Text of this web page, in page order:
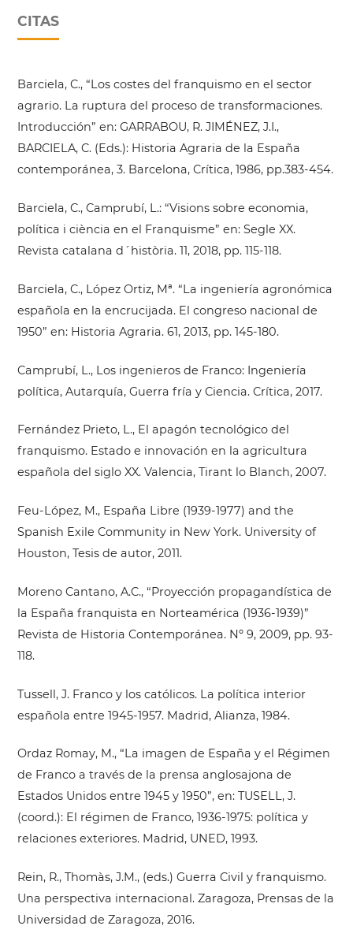
CITAS
Barciela, C., “Los costes del franquismo en el sector
agrario. La ruptura del proceso de transformaciones.
Introducción” en: GARRABOU, R. JIMÉNEZ, J.I.,
BARCIELA, C. (Eds.): Historia Agraria de la España
contemporánea, 3. Barcelona, Crítica, 1986, pp.383-454.
Barciela, C., Camprubí, L.: “Visions sobre economia,
política i ciència en el Franquisme” en: Segle XX.
Revista catalana d´història. 11, 2018, pp. 115-118.
Barciela, C., López Ortiz, Mª. “La ingeniería agronómica
española en la encrucijada. El congreso nacional de
1950” en: Historia Agraria. 61, 2013, pp. 145-180.
Camprubí, L., Los ingenieros de Franco: Ingeniería
política, Autarquía, Guerra fría y Ciencia. Crítica, 2017.
Fernández Prieto, L., El apagón tecnológico del
franquismo. Estado e innovación en la agricultura
española del siglo XX. Valencia, Tirant lo Blanch, 2007.
Feu-López, M., España Libre (1939-1977) and the
Spanish Exile Community in New York. University of
Houston, Tesis de autor, 2011.
Moreno Cantano, A.C., “Proyección propagandística de
la España franquista en Norteamérica (1936-1939)”
Revista de Historia Contemporánea. Nº 9, 2009, pp. 93-
118.
Tussell, J. Franco y los católicos. La política interior
española entre 1945-1957. Madrid, Alianza, 1984.
Ordaz Romay, M., “La imagen de España y el Régimen
de Franco a través de la prensa anglosajona de
Estados Unidos entre 1945 y 1950”, en: TUSELL, J.
(coord.): El régimen de Franco, 1936-1975: política y
relaciones exteriores. Madrid, UNED, 1993.
Rein, R., Thomàs, J.M., (eds.) Guerra Civil y franquismo.
Una perspectiva internacional. Zaragoza, Prensas de la
Universidad de Zaragoza, 2016.